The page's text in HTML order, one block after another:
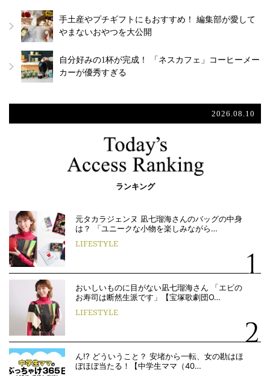
手土産やプチギフトにもおすすめ！ 編集部が愛して
やまないおやつを大公開
自分好みの1杯が完成！ 「ネスカフェ」コーヒーメー
カーが優秀すぎる
2026.08.10
ランキング
元タカラジェンヌ 凪七瑠海さんのバッグの中身
は？ 「ユニークな小物を楽しみながら…
LIFESTYLE
おいしいものに目がない凪七瑠海さん 「エビの
お寿司は断然生派です」【宝塚歌劇団O…
LIFESTYLE
ん!? どういうこと？ 安堵から一転、女の勘はほ
ぼほぼ当たる！【中学生ママ（40…